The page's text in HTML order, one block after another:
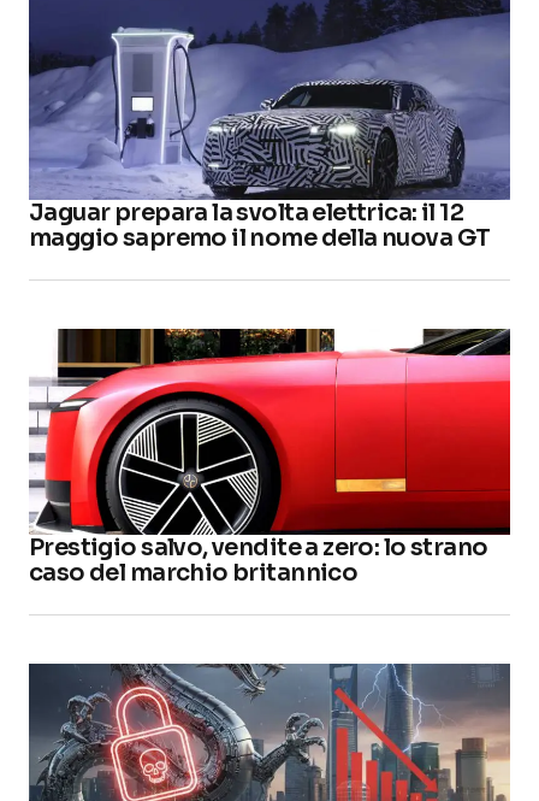
Jaguar prepara la svolta elettrica: il 12
maggio sapremo il nome della nuova GT
Prestigio salvo, vendite a zero: lo strano
caso del marchio britannico